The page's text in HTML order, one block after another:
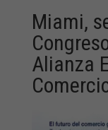
Miami,
Alianza